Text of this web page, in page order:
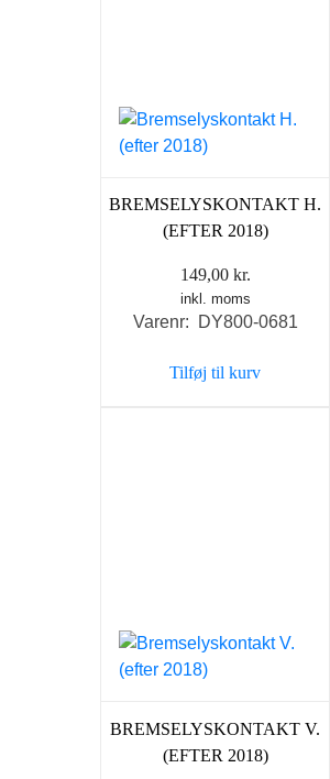
BREMSELYSKONTAKT H.
(EFTER 2018)
149,00 kr.
inkl. moms
Varenr: DY800-0681
Tilføj til kurv
BREMSELYSKONTAKT V.
(EFTER 2018)